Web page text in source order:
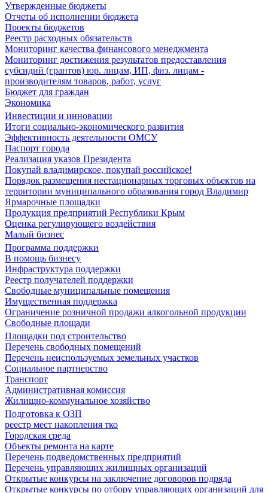
Утвержденные бюджеты
Отчеты об исполнении бюджета
Проекты бюджетов
Реестр расходных обязательств
Мониторинг качества финансового менеджмента
Мониторинг достижения результатов предоставления
субсидий (грантов) юр. лицам, ИП, физ. лицам -
производителям товаров, работ, услуг
Бюджет для граждан
Экономика
Инвестиции и инновации
Итоги социально-экономического развития
Эффективность деятельности ОМСУ
Паспорт города
Реализация указов Президента
Покупай владимирское, покупай российское!
Порядок размещения нестационарных торговых объектов на
территории муниципального образования город Владимир
Ярмарочные площадки
Продукция предприятий Республики Крым
Оценка регулирующего воздействия
Малый бизнес
Программа поддержки
В помощь бизнесу
Инфраструктура поддержки
Реестр получателей поддержки
Свободные муниципальные помещения
Имущественная поддержка
Ограничение розничной продажи алкогольной продукции
Свободные площади
Площадки под строительство
Перечень свободных помещений
Перечень неиспользуемых земельных участков
Социальное партнерство
Транспорт
Административная комиссия
Жилищно-коммунальное хозяйство
Подготовка к ОЗП
реестр мест накопления тко
Городская среда
Объекты ремонта на карте
Перечень подведомственных предприятий
Перечень управляющих жилищных организаций
Открытые конкурсы на заключение договоров подряда
Открытые конкурсы по отбору управляющих организаций для